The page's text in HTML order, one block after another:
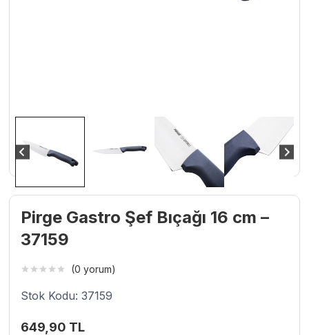
Pirge Gastro Şef Bıçağı 16 cm –
37159
(0 yorum)
Stok Kodu: 37159
649,90 TL